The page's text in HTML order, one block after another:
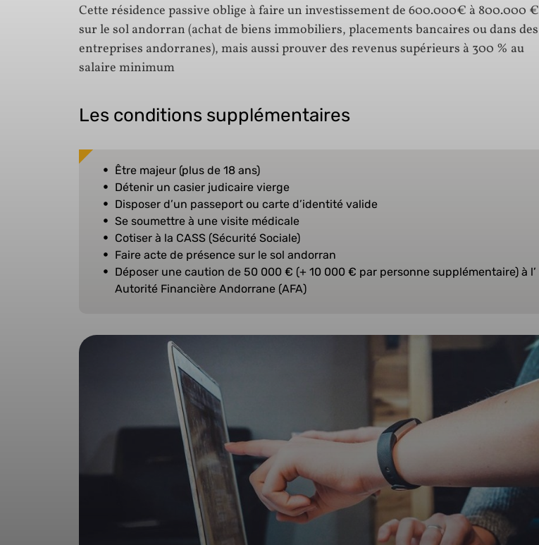
Cette résidence passive oblige à faire un investissement de 600.000€ à 800.000 €
sur le sol andorran (achat de biens immobiliers, placements bancaires ou dans des
entreprises andorranes), mais aussi prouver des revenus supérieurs à 300 % au
salaire minimum
Les conditions supplémentaires
Être majeur (plus de 18 ans)
Détenir un casier judicaire vierge
Disposer d’un passeport ou carte d’identité valide
Se soumettre à une visite médicale
Cotiser à la CASS (Sécurité Sociale)
Faire acte de présence sur le sol andorran
Déposer une caution de 50 000 € (+ 10 000 € par personne supplémentaire) à l’
Autorité Financière Andorrane (AFA)